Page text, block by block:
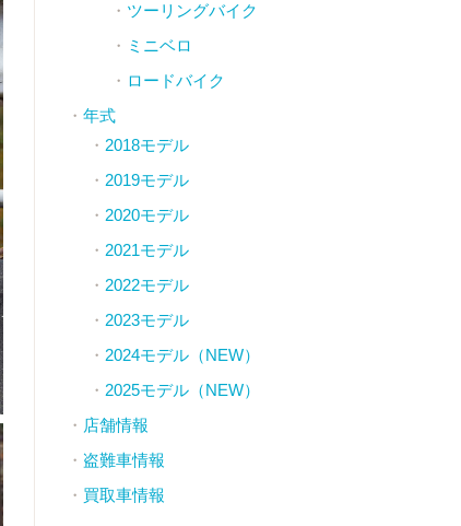
ツーリングバイク
ミニベロ
ロードバイク
年式
2018モデル
2019モデル
2020モデル
2021モデル
2022モデル
2023モデル
2024モデル（NEW）
2025モデル（NEW）
店舗情報
盗難車情報
買取車情報